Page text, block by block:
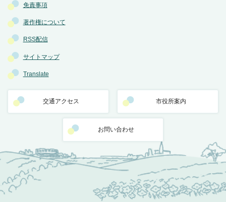
免責事項
著作権について
RSS配信
サイトマップ
Translate
交通アクセス 市役所案内
お問い合わせ